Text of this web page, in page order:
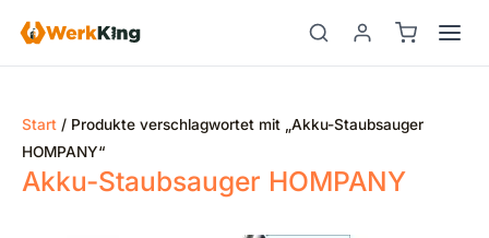
Inhalt
springen
Start / Produkte verschlagwortet mit „Akku-Staubsauger
HOMPANY“
Akku-Staubsauger HOMPANY